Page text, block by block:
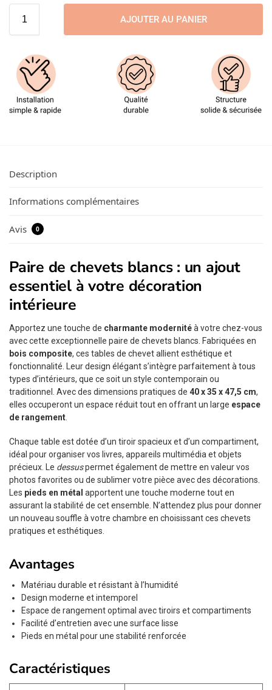
AJOUTER AU PANIER
Description
Informations complémentaires
Avis 0
Paire de chevets blancs : un ajout
essentiel à votre décoration
intérieure
Apportez une touche de charmante modernitéà votre chez-vous
avec cette exceptionnelle paire de chevets blancs. Fabriquées en
bois composite, ces tables de chevet allient esthétique et
fonctionnalité. Leur design élégant s’intègre parfaitement à tous
types d’intérieurs, que ce soit un style contemporain ou
traditionnel. Avec des dimensions pratiques de 40 x 35 x 47,5 cm,
elles occuperont un espace réduit tout en offrant un large espace
de rangement
Chaque table est dotée d’un tiroir spacieux et d’un compartiment,
idéal pour organiser vos livres, appareils multimédia et objets
précieux. Le dessuspermet également de mettre en valeur vos
photos favorites ou de sublimer votre pièce avec des décorations.
Les pieds en métal apportent une touche moderne tout en
assurant la stabilité de cet ensemble. N’attendez plus pour donner
un nouveau souffle à votre chambre en choisissant ces chevets
pratiques et esthétiques.
Avantages
Matériau durable et résistant à l’humidité
Design moderne et intemporel
Espace de rangement optimal avec tiroirs et compartiments
Facilité d’entretien avec une surface lisse
Pieds en métal pour une stabilité renforcée
Caractéristiques